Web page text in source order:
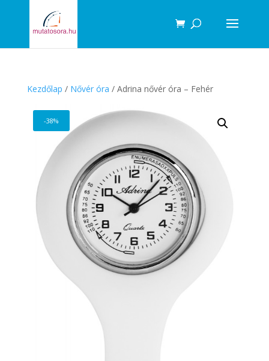
Kezdőlap / Nővér óra / Adrina nővér óra – Fehér
-38%